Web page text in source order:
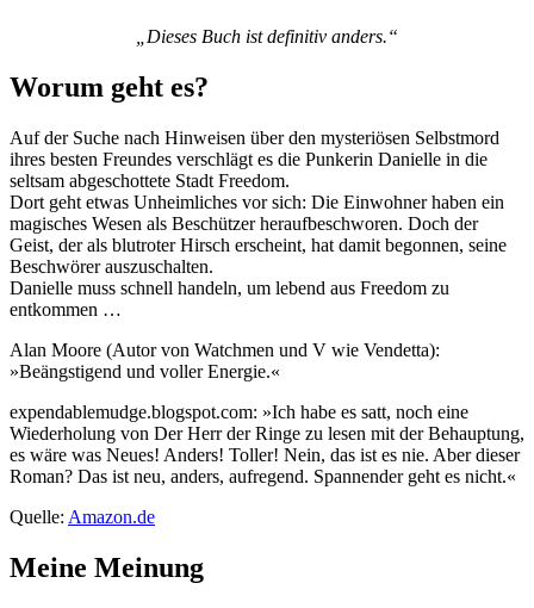
„Dieses Buch ist definitiv anders.“
Worum geht es?
Auf der Suche nach Hinweisen über den mysteriösen Selbstmord
ihres besten Freundes verschlägt es die Punkerin Danielle in die
seltsam abgeschottete Stadt Freedom.
Dort geht etwas Unheimliches vor sich: Die Einwohner haben ein
magisches Wesen als Beschützer heraufbeschworen. Doch der
Geist, der als blutroter Hirsch erscheint, hat damit begonnen, seine
Beschwörer auszuschalten.
Danielle muss schnell handeln, um lebend aus Freedom zu
entkommen …
Alan Moore (Autor von Watchmen und V wie Vendetta):
»Beängstigend und voller Energie.«
expendablemudge.blogspot.com: »Ich habe es satt, noch eine
Wiederholung von Der Herr der Ringe zu lesen mit der Behauptung,
es wäre was Neues! Anders! Toller! Nein, das ist es nie. Aber dieser
Roman? Das ist neu, anders, aufregend. Spannender geht es nicht.«
Quelle: Amazon.de
Meine Meinung